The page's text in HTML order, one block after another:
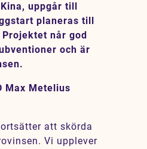
uppgår till
planeras till
når god
och är
Max Metelius
att skörda
Vi upplever